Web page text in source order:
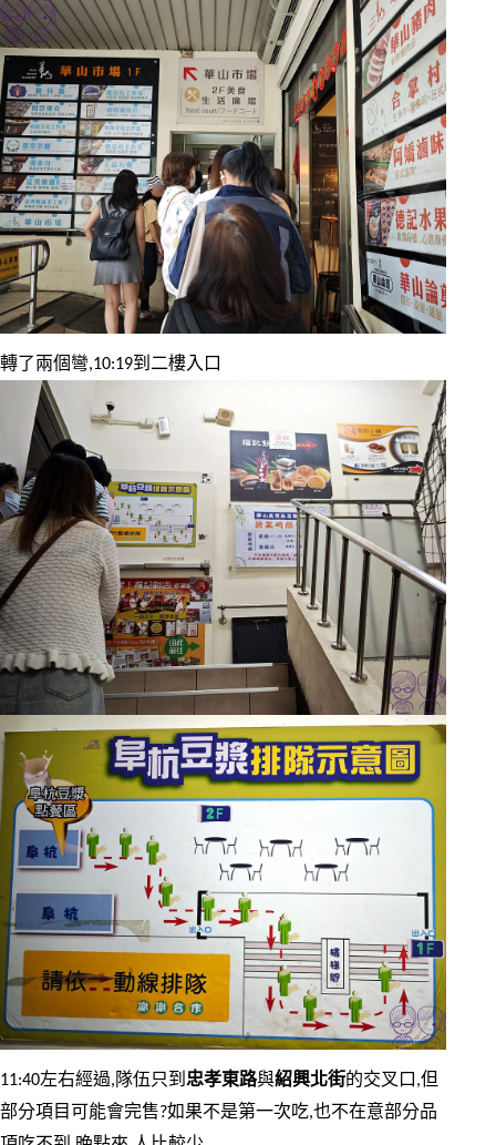
轉了兩個彎,10:19到二樓入口
11:40左右經過,隊伍只到忠孝東路與紹興北街的交叉口,但
部分項目可能會完售?如果不是第一次吃,也不在意部分品